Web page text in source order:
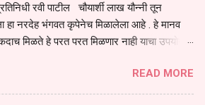
आयुष्यातील नामसाधना ही त्याच्यासाठी खूप
तीच साधना करण्याचा आळस आ...
रवी पाटील चौयार्शी लाख यौन्नी तून
हा नरदेह भंगवत कृपेनेच मिळालेला आहे . हे मानव
मिळते हे परत परत मिळणार नाही याचा उपयोग
असतील तेव्हाच मनुष्य जन्म मिळतो . . परतू
संचय जर जास्त असेल तर तुम्हाला स्वर्गातील देवत्व
READ MORE